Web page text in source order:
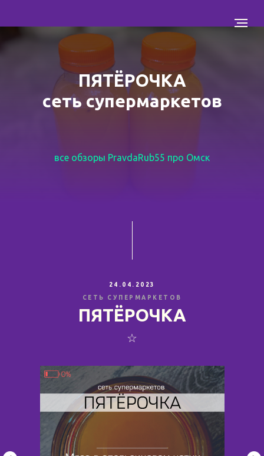
ПЯТЁРОЧКА
сеть супермаркетов
все обзоры PravdaRub55 про Омск
24.04.2023
СЕТЬ СУПЕРМАРКЕТОВ
ПЯТЁРОЧКА
☆